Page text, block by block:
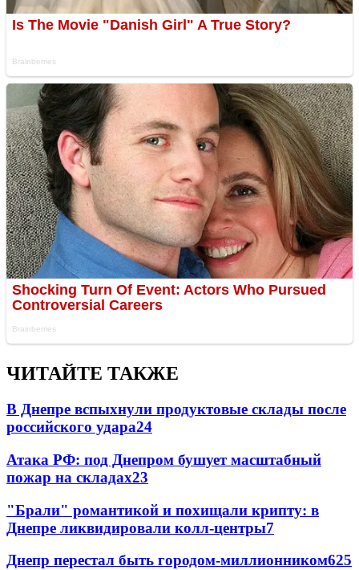
ЧИТАЙТЕ ТАКЖЕ
В Днепре вспыхнули продуктовые склады после
российского удара24
Атака РФ: под Днепром бушует масштабный
пожар на складах23
"Брали" романтикой и похищали крипту: в
Днепре ликвидировали колл-центры7
Днепр перестал быть городом-миллионником625